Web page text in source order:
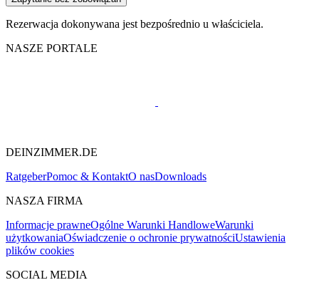
Rezerwacja dokonywana jest bezpośrednio u właściciela.
NASZE PORTALE
DEINZIMMER.DE
RatgeberPomoc & KontaktO nasDownloads
NASZA FIRMA
Informacje prawneOgólne Warunki HandloweWarunki
użytkowaniaOświadczenie o ochronie prywatnościUstawienia
plików cookies
SOCIAL MEDIA